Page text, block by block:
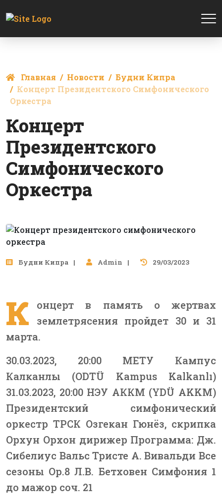
Главная Новости
Будни Кипра
Концерт Президентского Симфонического
Оркестра
Концерт
Президентского
Симфонического
Оркестра
Будни Кипра Admin 29/03/2023
К
онцерт в память о жертвах
землетрясения пройдет 30 и 31
марта.
30.03.2023, 20:00 МЕТУ Кампус
Калканлы (ODTÜ Kampus Kalkanlı)
31.03.2023, 20:00 НЭУ АККМ (YDÜ AKKM)
Президентский симфонический
оркестр ТРСК Озгекан Гюнёз, скрипка
Орхун Орхон дирижер Программа: Дж.
Сибелиус Вальс Тристе А. Вивальди Все
сезоны Op.8 Л.В. Бетховен Симфония 1
до мажор соч. 21